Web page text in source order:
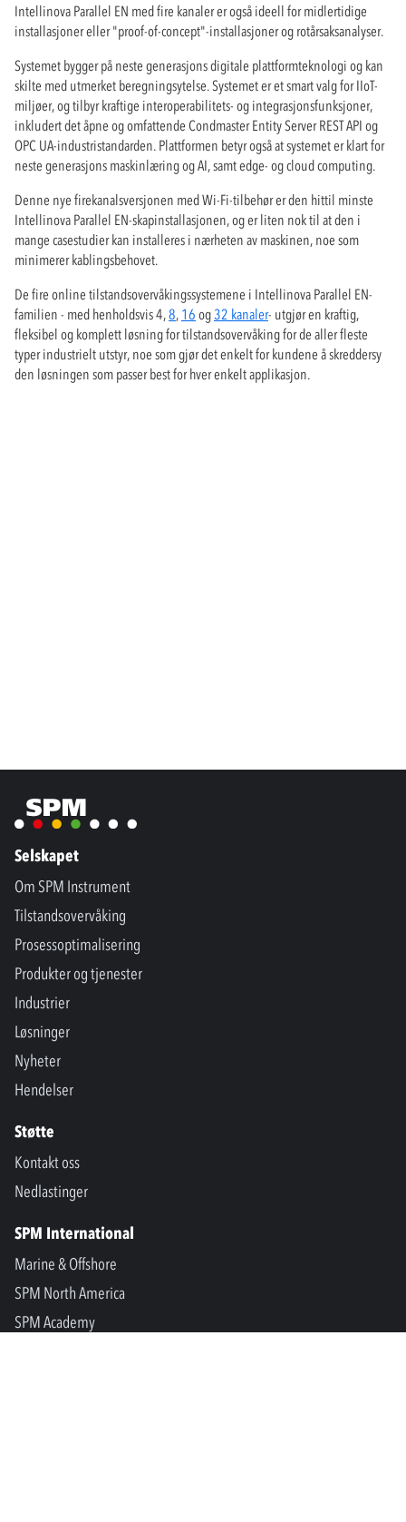
Intellinova Parallel EN med fire kanaler er også ideell for midlertidige
installasjoner eller "proof-of-concept"-installasjoner og rotårsaksanalyser.
Systemet bygger på neste generasjons digitale plattformteknologi og kan
skilte med utmerket beregningsytelse. Systemet er et smart valg for IIoT-
miljøer, og tilbyr kraftige interoperabilitets- og integrasjonsfunksjoner,
inkludert det åpne og omfattende Condmaster Entity Server REST API og
OPC UA-industristandarden. Plattformen betyr også at systemet er klart for
neste generasjons maskinlæring og AI, samt edge- og cloud computing.
Denne nye firekanalsversjonen med Wi-Fi-tilbehør er den hittil minste
Intellinova Parallel EN-skapinstallasjonen, og er liten nok til at den i
mange casestudier kan installeres i nærheten av maskinen, noe som
minimerer kablingsbehovet.
De fire online tilstandsovervåkingssystemene i Intellinova Parallel EN-
familien - med henholdsvis 4,8, 16 og32 kanaler- utgjør en kraftig,
fleksibel og komplett løsning for tilstandsovervåking for de aller fleste
typer industrielt utstyr, noe som gjør det enkelt for kundene å skreddersy
den løsningen som passer best for hver enkelt applikasjon.
Selskapet
Om SPM Instrument
Tilstandsovervåking
Prosessoptimalisering
Produkter og tjenester
Industrier
Løsninger
Nyheter
Hendelser
Støtte
Kontakt oss
Nedlastinger
SPM International
Marine & Offshore
SPM North America
SPM Academy